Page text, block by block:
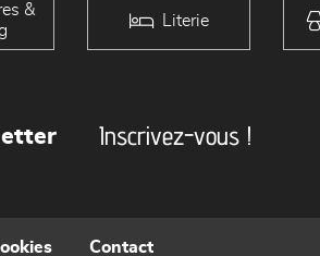
&
Literie
Inscrivez-vous !
Contact